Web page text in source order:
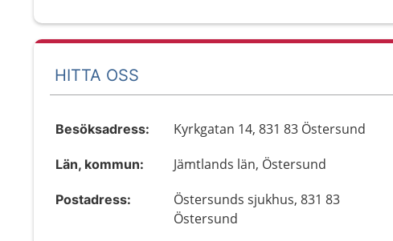
HITTA OSS
Besöksadress: Kyrkgatan 14, 831 83 Östersund
Län, kommun: Jämtlands län, Östersund
Postadress:
Östersunds sjukhus, 831 83
Östersund